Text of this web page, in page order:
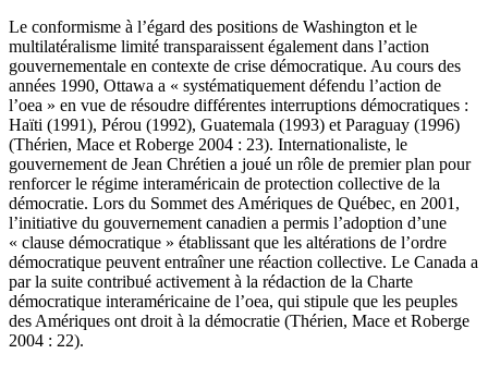
Le conformisme à l’égard des positions de Washington et le
multilatéralisme limité transparaissent également dans l’action
gouvernementale en contexte de crise démocratique. Au cours des
années 1990, Ottawa a « systématiquement défendu l’action de
l’oea » en vue de résoudre différentes interruptions démocratiques :
Haïti (1991), Pérou (1992), Guatemala (1993) et Paraguay (1996)
(Thérien, Mace et Roberge 2004 : 23). Internationaliste, le
gouvernement de Jean Chrétien a joué un rôle de premier plan pour
renforcer le régime interaméricain de protection collective de la
démocratie. Lors du Sommet des Amériques de Québec, en 2001,
l’initiative du gouvernement canadien a permis l’adoption d’une
« clause démocratique » établissant que les altérations de l’ordre
démocratique peuvent entraîner une réaction collective. Le Canada a
par la suite contribué activement à la rédaction de la Charte
démocratique interaméricaine de l’oea, qui stipule que les peuples
des Amériques ont droit à la démocratie (Thérien, Mace et Roberge
2004 : 22).